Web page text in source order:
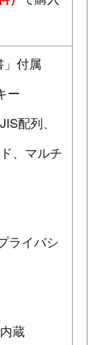
」付属
ー
配列、
、マルチ
ライバシ
蔵